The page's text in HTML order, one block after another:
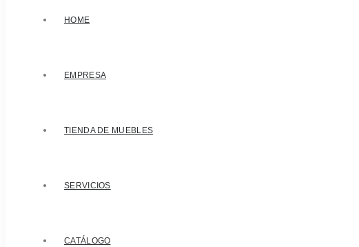
HOME
EMPRESA
TIENDA DE MUEBLES
SERVICIOS
CATÁLOGO